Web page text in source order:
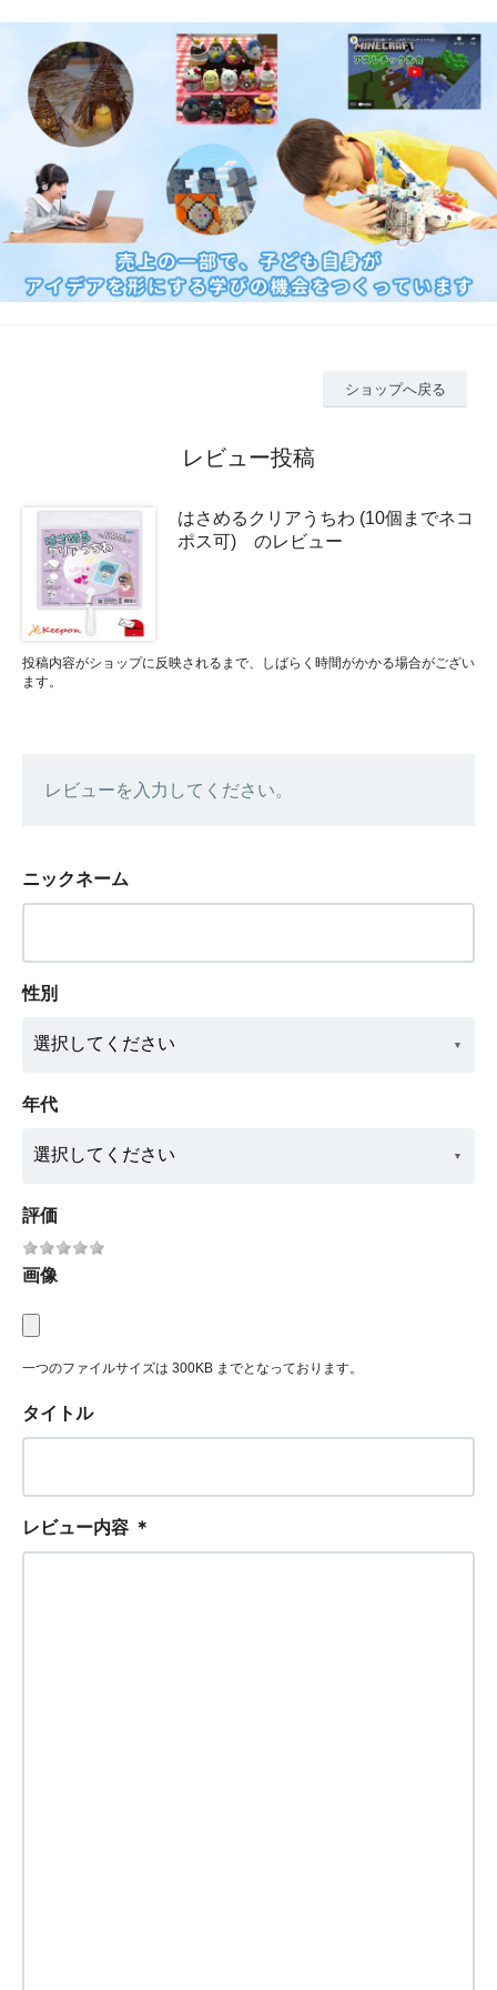
ショップへ戻る
レビュー投稿
はさめるクリアうちわ (10個までネコ
ポス可) のレビュー
投稿内容がショップに反映されるまで、しばらく時間がかかる場合がござい
ます。
レビューを入力してください。
ニックネーム
性別
年代
評価
画像
一つのファイルサイズは 300KB までとなっております。
タイトル
レビュー内容 ＊